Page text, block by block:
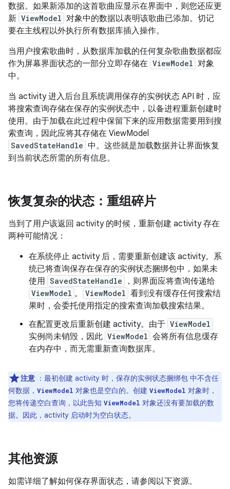
数据。如果新添加的这首歌曲应显示在界面中，则您还应更
新 ViewModel 对象中的数据以表明该歌曲已添加。切记
要在主线程以外执行所有数据库插入操作。
当用户搜索歌曲时，从数据库加载的任何复杂歌曲数据都应
作为屏幕界面状态的一部分立即存储在 ViewModel 对象
中。
当 activity 进入后台且系统调用保存的实例状态 API 时，应
将搜索查询存储在保存的实例状态中，以备进程重新创建时
使用。由于加载在此过程中保留下来的应用数据需要用到搜
索查询，因此应将其存储在 ViewModel
SavedStateHandle 中。这些就是加载数据并让界面恢复
到当前状态所需的所有信息。
恢复复杂的状态：重组碎片
当到了用户该返回 activity 的时候，重新创建 activity 存在
两种可能情况：
在系统停止 activity 后，需要重新创建该 activity。系
统已将查询保存在保存的实例状态捆绑包中，如果未
使用 SavedStateHandle ，则界面应将查询传递给
ViewModel 。 ViewModel 看到没有缓存任何搜索结
果时，会委托使用指定的搜索查询加载搜索结果。
在配置更改后重新创建 activity。由于 ViewModel
实例尚未销毁，因此 ViewModel 会将所有信息缓存
在内存中，而无需重新查询数据库。
注意 ：最初创建 activity 时，保存的实例状态捆绑包 中不含任
何数据， ViewModel 对象也是空白的。创建 ViewModel 对象时，
您将传递空白查询，以此告知 ViewModel 对象还没有要加载的数
据。因此，activity 启动时为空白状态。
其他资源
如需详细了解如何保存界面状态，请参阅以下资源。